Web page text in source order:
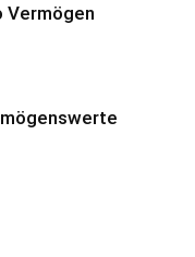
Vermögen